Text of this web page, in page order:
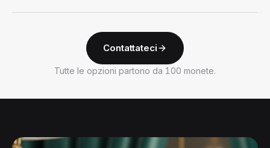
Contattateci
Tutte le opzioni partono da 100 monete.